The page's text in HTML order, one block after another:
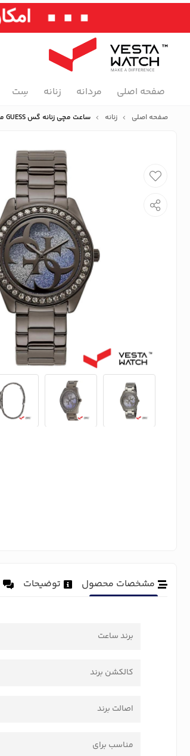
صفحه اصلی مردانه زنانه سِت
صفحه اصلی زنانه ساعت مچی زنانه گس GUESS مدل W1201L4
مشخصات محصول توضیحات
برند ساعت
کالکشن برند
اصالت برند
مناسب برای